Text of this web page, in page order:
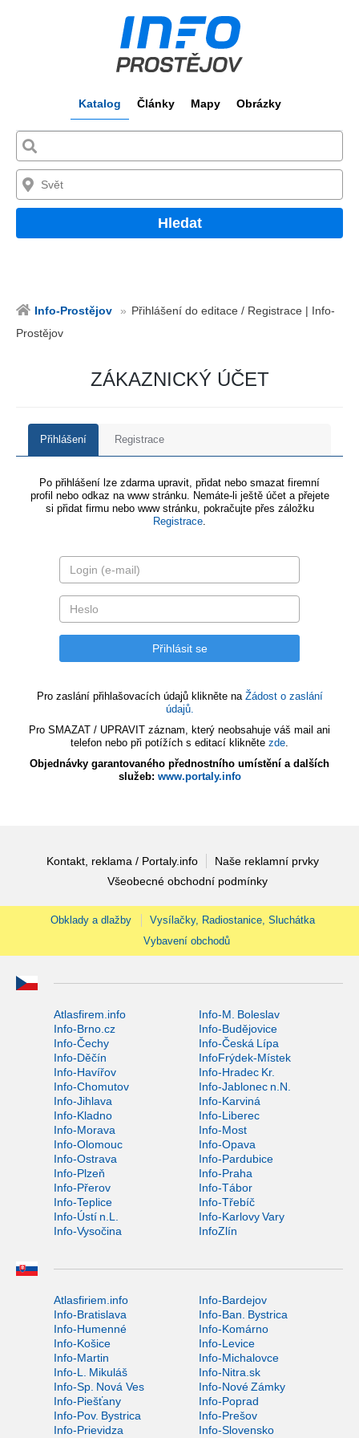
Katalog Články Mapy Obrázky
Hledat
Info-Prostějov
Přihlášení do editace / Registrace | Info-
Prostějov
ZÁKAZNICKÝ ÚČET
Přihlášení Registrace
Po přihlášení lze zdarma upravit, přidat nebo smazat firemní
profil nebo odkaz na www stránku. Nemáte-li ještě účet a přejete
si přidat firmu nebo www stránku, pokračujte přes záložku
Registrace.
Pro zaslání přihlašovacích údajů klikněte na Žádost o zaslání
údajů.
Pro SMAZAT / UPRAVIT záznam, který neobsahuje váš mail ani
telefon nebo při potížích s editací klikněte zde.
Objednávky garantovaného přednostního umístění a dalších
služeb: www.portaly.info
Kontakt, reklama / Portaly.info
Naše reklamní prvky
Všeobecné obchodní podmínky
Obklady a dlažby
Vysílačky, Radiostanice, Sluchátka
Vybavení obchodů
Atlasfirem.info
Info-M. Boleslav
Info-Brno.cz
Info-Budějovice
Info-Čechy
Info-Česká Lípa
Info-Děčín
InfoFrýdek-Místek
Info-Havířov
Info-Hradec Kr.
Info-Chomutov
Info-Jablonec n.N.
Info-Jihlava
Info-Karviná
Info-Kladno
Info-Liberec
Info-Morava
Info-Most
Info-Olomouc
Info-Opava
Info-Ostrava
Info-Pardubice
Info-Plzeň
Info-Praha
Info-Přerov
Info-Tábor
Info-Teplice
Info-Třebíč
Info-Ústí n.L.
Info-Karlovy Vary
Info-Vysočina
InfoZlín
Atlasfiriem.info
Info-Bardejov
Info-Bratislava
Info-Ban. Bystrica
Info-Humenné
Info-Komárno
Info-Košice
Info-Levice
Info-Martin
Info-Michalovce
Info-L. Mikuláš
Info-Nitra.sk
Info-Sp. Nová Ves
Info-Nové Zámky
Info-Piešťany
Info-Poprad
Info-Pov. Bystrica
Info-Prešov
Info-Prievidza
Info-Slovensko